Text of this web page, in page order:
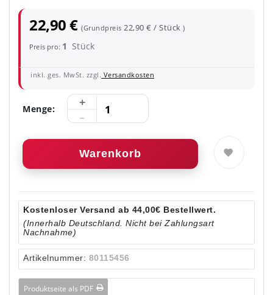
22,90 €(Grundpreis22,90 € / Stück)
Preis pro: 1 Stück
inkl. ges. MwSt. zzgl. Versandkosten
Menge:
Warenkorb
Kostenloser Versand ab 44,00€ Bestellwert.
(Innerhalb Deutschland. Nicht bei Zahlungsart
Nachnahme)
Artikelnummer: 80115456
Produktseite als PDF